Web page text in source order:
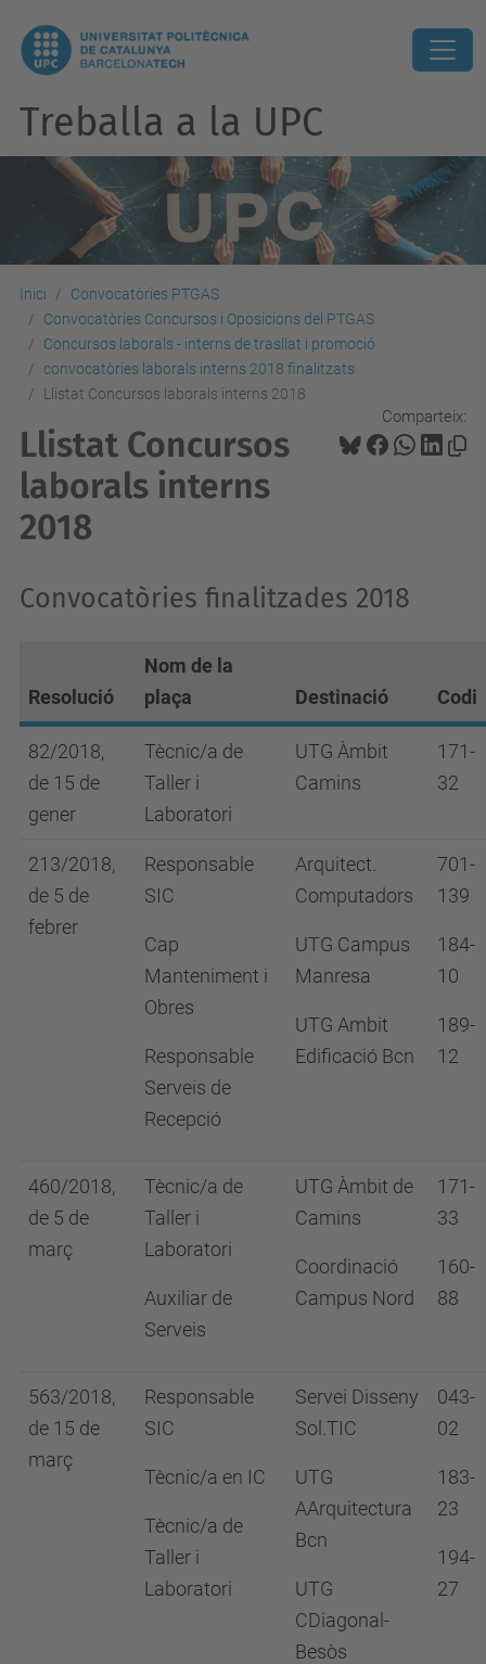
Treballa a la UPC
Inici
Convocatòries PTGAS
Convocatòries Concursos i Oposicions del PTGAS
Concursos laborals - interns de trasllat i promoció
convocatòries laborals interns 2018 finalitzats
Llistat Concursos laborals interns 2018
Comparteix:
Llistat Concursos
laborals interns
2018
Convocatòries finalitzades 2018
Resolució
Nom de la
plaça
Destinació Codi
82/2018,
de 15 de
gener
Tècnic/a de
Taller i
Laboratori
UTG Àmbit
Camins
171-
32
213/2018,
de 5 de
febrer
Responsable
SIC
Cap
Manteniment i
Obres
Responsable
Serveis de
Recepció
Arquitect.
Computadors
UTG Campus
Manresa
UTG Ambit
Edificació Bcn
701-
139
184-
10
189-
12
460/2018,
de 5 de
març
Tècnic/a de
Taller i
Laboratori
Auxiliar de
Serveis
UTG Àmbit de
Camins
Coordinació
Campus Nord
171-
33
160-
88
563/2018,
de 15 de
març
Responsable
SIC
Tècnic/a en IC
Tècnic/a de
Taller i
Laboratori
Servei Disseny
Sol.TIC
UTG
AArquitectura
Bcn
UTG
CDiagonal-
Besòs
043-
02
183-
23
194-
27